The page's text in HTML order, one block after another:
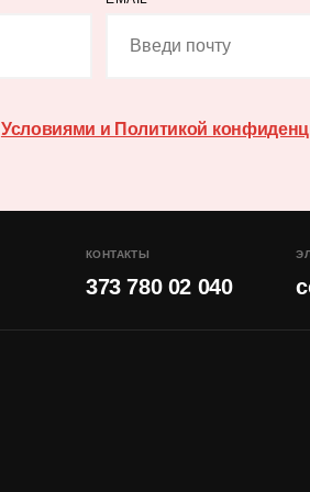
Условиями и Политикой
КОНТАКТЫ
373 780 02 040